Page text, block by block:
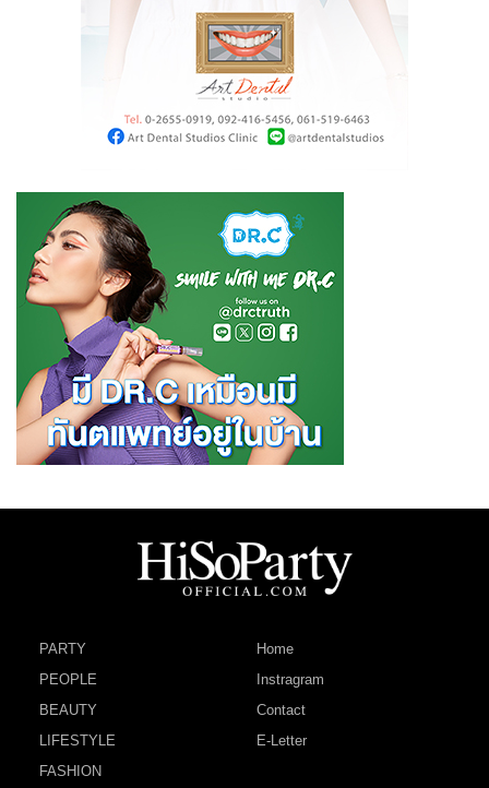
PARTY
PEOPLE
BEAUTY
LIFESTYLE
FASHION
Home
Instragram
Contact
E-Letter